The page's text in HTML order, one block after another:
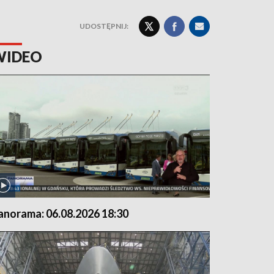
UDOSTĘPNIJ:
06.08.2026 18:30